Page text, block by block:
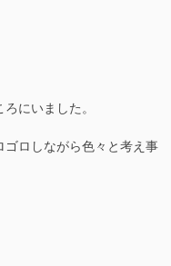
にいました。
ロしながら色々と考え事